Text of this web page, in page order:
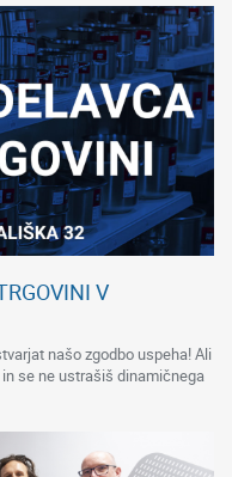
V
našo zgodbo uspeha! Ali
se ne ustrašiš dinamičnega